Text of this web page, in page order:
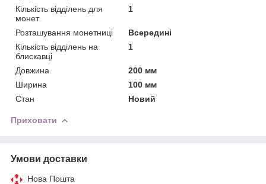
Кількість відділень для
монет
1
Розташування монетниці
Всередині
Кількість відділень на
блискавці
1
Довжина
200 мм
Ширина
100 мм
Стан
Новий
Приховати
Умови доставки
Нова Пошта